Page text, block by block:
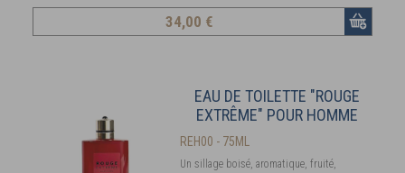
34,00 €
EAU DE TOILETTE "ROUGE
EXTRÊME" POUR HOMME
REH00 - 75ML
Un sillage boisé, aromatique, fruité,